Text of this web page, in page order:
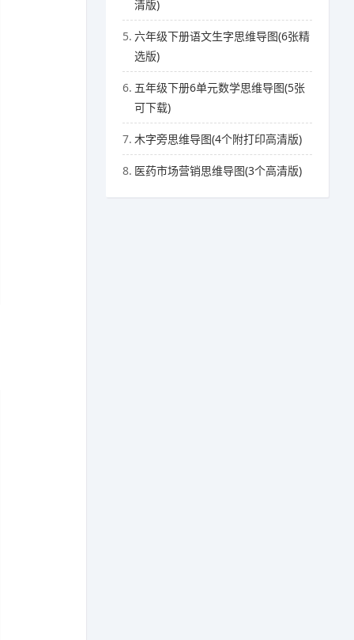
清版)
5. 六年级下册语文生字思维导图(6张精
选版)
6. 五年级下册6单元数学思维导图(5张
可下载)
7. 木字旁思维导图(4个附打印高清版)
8. 医药市场营销思维导图(3个高清版)